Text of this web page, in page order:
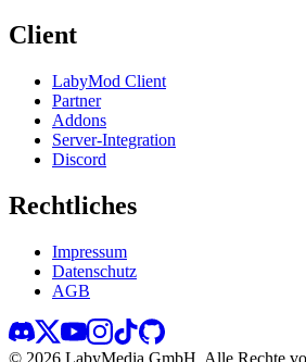
Client
LabyMod Client
Partner
Addons
Server-Integration
Discord
Rechtliches
Impressum
Datenschutz
AGB
© 2026 LabyMedia GmbH. Alle Rechte